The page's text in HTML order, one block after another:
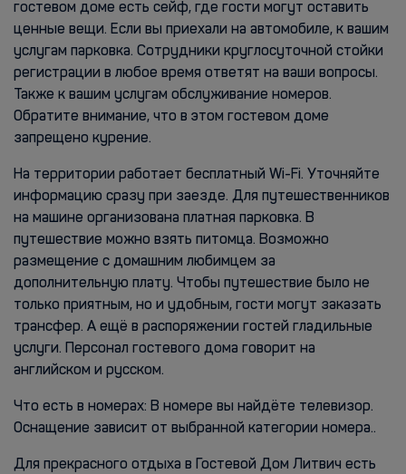
гостевом доме есть сейф, где гости могут оставить
ценные вещи. Если вы приехали на автомобиле, к вашим
услугам парковка. Сотрудники круглосуточной стойки
регистрации в любое время ответят на ваши вопросы.
Также к вашим услугам обслуживание номеров.
Обратите внимание, что в этом гостевом доме
запрещено курение.
На территории работает бесплатный Wi-Fi. Уточняйте
информацию сразу при заезде. Для путешественников
на машине организована платная парковка. В
путешествие можно взять питомца. Возможно
размещение с домашним любимцем за
дополнительную плату. Чтобы путешествие было не
только приятным, но и удобным, гости могут заказать
трансфер. А ещё в распоряжении гостей гладильные
услуги. Персонал гостевого дома говорит на
английском и русском.
Что есть в номерах: В номере вы найдёте телевизор.
Оснащение зависит от выбранной категории номера..
Для прекрасного отдыха в Гостевой Дом Литвич есть